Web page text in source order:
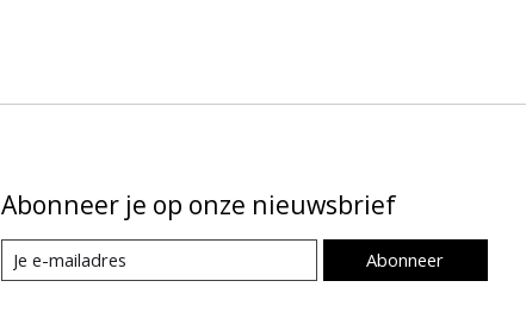
Abonneer je op onze nieuwsbrief
Abonneer